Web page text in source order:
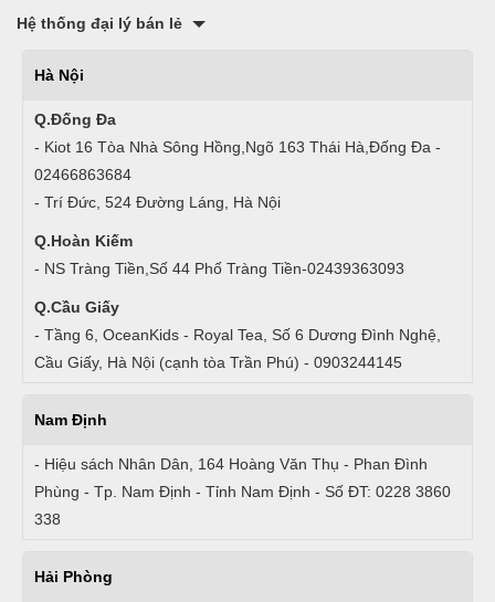
Hệ thống đại lý bán lẻ
Hà Nội
Q.Đống Đa
- Kiot 16 Tòa Nhà Sông Hồng,Ngõ 163 Thái Hà,Đống Đa -
02466863684
- Trí Đức, 524 Đường Láng, Hà Nội
Q.Hoàn Kiếm
- NS Tràng Tiền,Số 44 Phố Tràng Tiền-02439363093
Q.Cầu Giấy
- Tầng 6, OceanKids - Royal Tea, Số 6 Dương Đình Nghệ,
Cầu Giấy, Hà Nội (cạnh tòa Trần Phú) - 0903244145
Nam Định
- Hiệu sách Nhân Dân, 164 Hoàng Văn Thụ - Phan Đình
Phùng - Tp. Nam Định - Tỉnh Nam Định - Số ĐT: 0228 3860
338
Hải Phòng